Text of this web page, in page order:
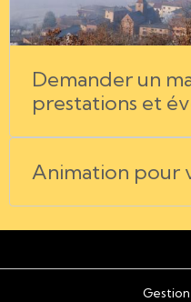
Demander un
prestations et
Animation pour